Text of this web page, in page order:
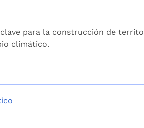
para la construcción de
climático.